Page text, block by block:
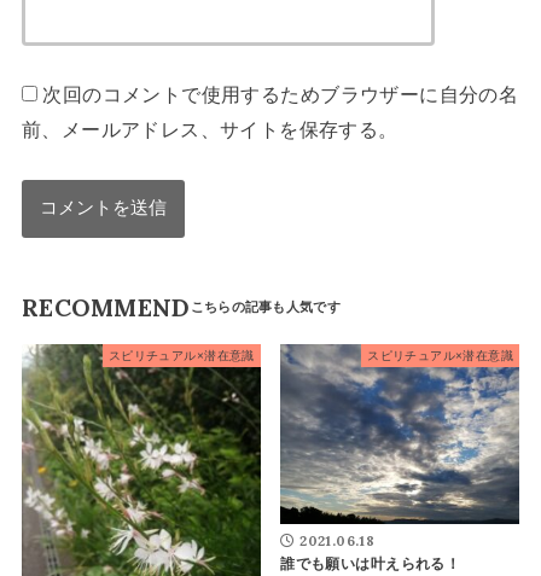
次回のコメントで使用するためブラウザーに自分の名
前、メールアドレス、サイトを保存する。
RECOMMEND
スピリチュアル×潜在意識 スピリチュアル×潜在意識
2021.06.18
誰でも願いは叶えられる！